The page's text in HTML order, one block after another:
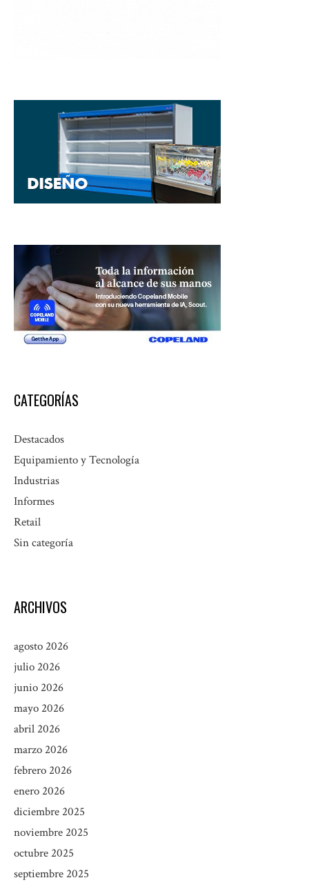
CATEGORÍAS
Destacados
Equipamiento y Tecnología
Industrias
Informes
Retail
Sin categoría
ARCHIVOS
agosto 2026
julio 2026
junio 2026
mayo 2026
abril 2026
marzo 2026
febrero 2026
enero 2026
diciembre 2025
noviembre 2025
octubre 2025
septiembre 2025